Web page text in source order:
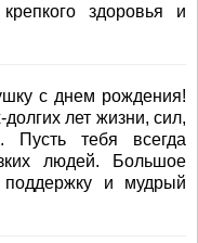
здоровья и
с днем рождения!
лет жизни, сил,
Пусть тебя всегда
людей. Большое
и мудрый